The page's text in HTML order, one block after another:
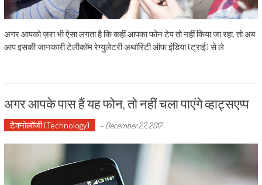
अगर आपको ज़रा भी ऐसा लगता है कि कहीं आपका फोन टेप तो नहीं किया जा रहा, तो अब
आप इसकी जानकारी टेलीकॉम रेग्युलेटरी अथॉरिटी ऑफ इंडिया (ट्राई) से ले
अगर आपके पास हैं यह फोन, तो नहीं चला पाएंगे व्हाट्सएप्प
टेक्नोलॉजी (Technology) - December 27, 2017